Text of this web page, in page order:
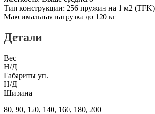
Тип конструкции: 256 пружин на 1 м2 (TFK)
Максимальная нагрузка до 120 кг
Детали
Вес
Н/Д
Габариты уп.
Н/Д
Ширина
80, 90, 120, 140, 160, 180, 200